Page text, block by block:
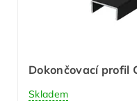
Dokončovací profil
Skladem